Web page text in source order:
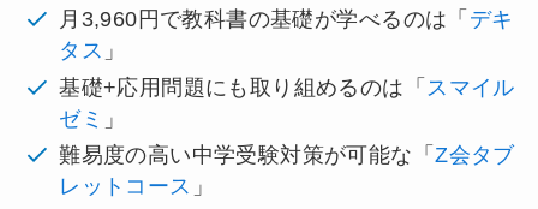
月3,960円で教科書の基礎が学べるのは「 デキ
タス 」
基礎+応用問題にも取り組めるのは「 スマイル
ゼミ 」
難易度の高い中学受験対策が可能な「Z会タブ
レットコース 」